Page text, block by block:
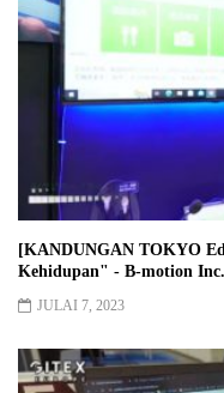
[KANDUNGAN TOKYO
Kehidupan" - B-motion Inc.
JULAI 7, 2023